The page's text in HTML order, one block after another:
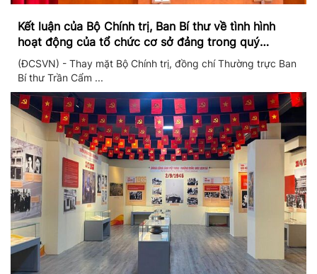
Kết luận của Bộ Chính trị, Ban Bí thư về tình hình
hoạt động của tổ chức cơ sở đảng trong quý
II/2026
(ĐCSVN) - Thay mặt Bộ Chính trị, đồng chí Thường trực Ban
Bí thư Trần Cẩm ...